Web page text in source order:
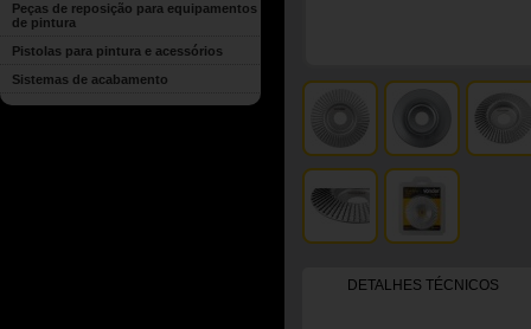
Peças de reposição para equipamentos
de pintura
Pistolas para pintura e acessórios
Sistemas de acabamento
DETALHES TÉCNICOS